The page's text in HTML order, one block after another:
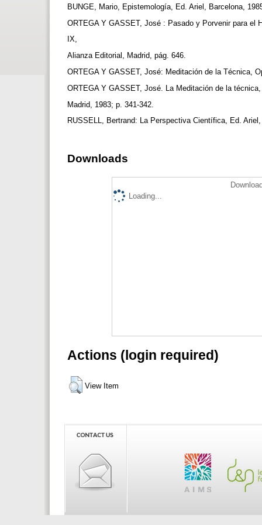
BUNGE, Mario, Epistemología, Ed. Ariel, Barcelona,
ORTEGA Y GASSET, José : Pasado y Porvenir para el
IX,
Alianza Editorial, Madrid, pág. 646.
ORTEGA Y GASSET, José: Meditación de la Técnica,
ORTEGA Y GASSET, José. La Meditación de la
Madrid, 1983; p. 341-342.
RUSSELL, Bertrand: La Perspectiva Científica, Ed.
Downloads
Loading...
Actions (login required)
View Item